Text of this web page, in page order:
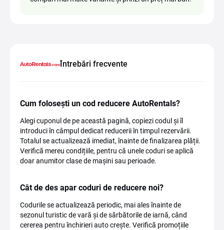
Întrebări frecvente
Cum folosești un cod reducere AutoRentals?
Alegi cuponul de pe această pagină, copiezi codul și îl
introduci în câmpul dedicat reducerii în timpul rezervării.
Totalul se actualizează imediat, înainte de finalizarea plății.
Verifică mereu condițiile, pentru că unele coduri se aplică
doar anumitor clase de mașini sau perioade.
Cât de des apar coduri de reducere noi?
Codurile se actualizează periodic, mai ales înainte de
sezonul turistic de vară și de sărbătorile de iarnă, când
cererea pentru închirieri auto crește. Verifică promoțiile